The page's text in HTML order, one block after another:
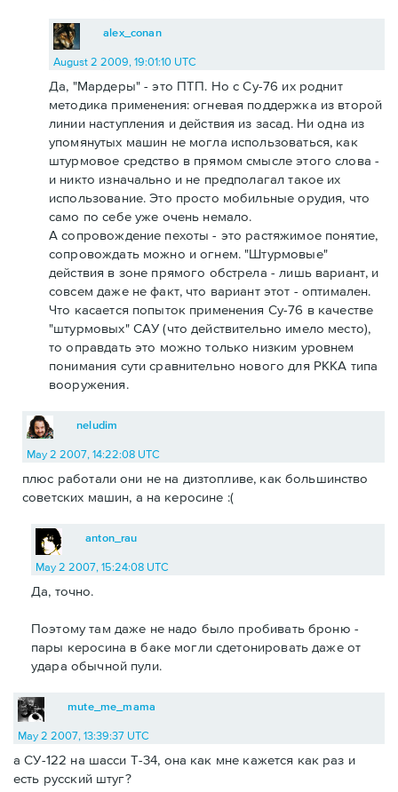
alex_conan
August 2 2009, 19:01:10 UTC
Да, "Мардеры" - это ПТП. Но с Су-76 их роднит
методика применения: огневая поддержка из второй
линии наступления и действия из засад. Ни одна из
упомянутых машин не могла использоваться, как
штурмовое средство в прямом смысле этого слова -
и никто изначально и не предполагал такое их
использование. Это просто мобильные орудия, что
само по себе уже очень немало.
А сопровождение пехоты - это растяжимое понятие,
сопровождать можно и огнем. "Штурмовые"
действия в зоне прямого обстрела - лишь вариант, и
совсем даже не факт, что вариант этот - оптимален.
Что касается попыток применения Су-76 в качестве
"штурмовых" САУ (что действительно имело место),
то оправдать это можно только низким уровнем
понимания сути сравнительно нового для РККА типа
вооружения.
neludim
May 2 2007, 14:22:08 UTC
плюс работали они не на дизтопливе, как большинство
советских машин, а на керосине :(
anton_rau
May 2 2007, 15:24:08 UTC
Да, точно.
Поэтому там даже не надо было пробивать броню -
пары керосина в баке могли сдетонировать даже от
удара обычной пули.
mute_me_mama
May 2 2007, 13:39:37 UTC
а СУ-122 на шасси Т-34, она как мне кажется как раз и
есть русский штуг?